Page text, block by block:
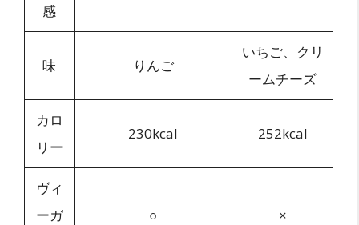
感
味 りんご
いちご、クリ
ームチーズ
カロ
リー
230kcal 252kcal
ヴィ
ーガ
○ ×